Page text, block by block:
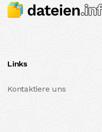
Links
Kontaktiere uns